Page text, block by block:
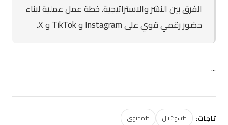
الفرق بين النشر والاستراتيجية. خطة عمل عملية لبناء
حضور رقمي قوي على Instagram و TikTok و X.
...
تاجات: #سوشيال #محتوى